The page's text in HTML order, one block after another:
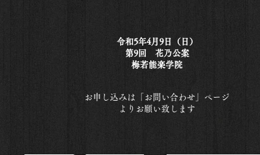
令和5年4月9日（日）
第9回 花乃公案
梅若能楽学院
お申し込みは「お問い合わせ」ページ
よりお願い致します